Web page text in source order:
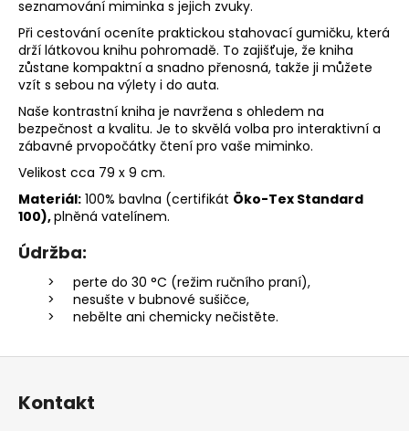
seznamování miminka s jejich zvuky.
Při cestování oceníte praktickou stahovací gumičku, která
drží látkovou knihu pohromadě. To zajišťuje, že kniha
zůstane kompaktní a snadno přenosná, takže ji můžete
vzít s sebou na výlety i do auta.
Naše kontrastní kniha je navržena s ohledem na
bezpečnost a kvalitu. Je to skvělá volba pro interaktivní a
zábavné prvopočátky čtení pro vaše miminko.
Velikost cca 79 x 9 cm.
Materiál: 100% bavlna (certifikát Öko-Tex Standard
100),plněná vatelínem.
Údržba:
perte do 30 °C (režim ručního praní),
nesušte v bubnové sušičce,
nebělte ani chemicky nečistěte.
Kontakt